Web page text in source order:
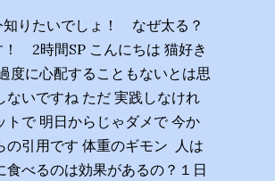
りたいでしょ！ なぜ太る？
2時間SP こんにちは 猫好き
度に心配することもないとは思
いですね ただ 実践しなけれ
で 明日からじゃダメで 今か
の引用です 体重のギモン 人は
べるのは効果があるの？１日